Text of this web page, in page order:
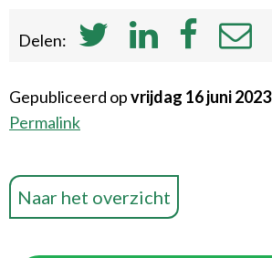
Delen:
Gepubliceerd opvrijdag 16 juni 2023
Permalink
Naar het overzicht